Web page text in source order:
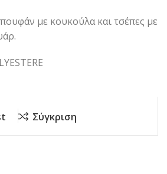
με κουκούλα και τσέπες με
Σύγκριση